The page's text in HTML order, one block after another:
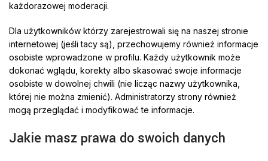
każdorazowej moderacji.
Dla użytkowników którzy zarejestrowali się na naszej stronie
internetowej (jeśli tacy są), przechowujemy również informacje
osobiste wprowadzone w profilu. Każdy użytkownik może
dokonać wglądu, korekty albo skasować swoje informacje
osobiste w dowolnej chwili (nie licząc nazwy użytkownika,
której nie można zmienić). Administratorzy strony również
mogą przeglądać i modyfikować te informacje.
Jakie masz prawa do swoich danych